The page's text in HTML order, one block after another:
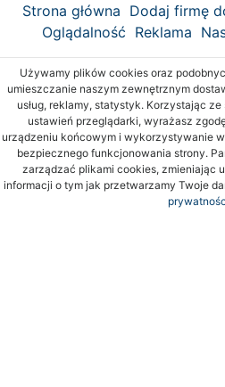
Strona główna Dodaj firmę
Oglądalność Reklama
Używamy plików cookies oraz
umieszczanie naszym zewnętrznym
usług, reklamy, statystyk. Korzystając
ustawień przeglądarki, wyrażasz
urządzeniu końcowym i wykorzystywanie
bezpiecznego funkcjonowania strony.
zarządzać plikami cookies, zmieniając
informacji o tym jak przetwarzamy Twoje